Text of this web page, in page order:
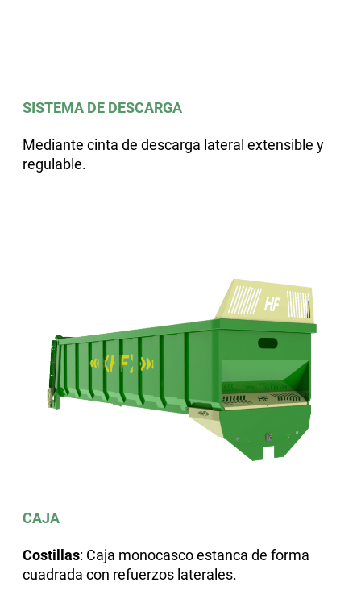
SISTEMA DE DESCARGA
Mediante cinta de descarga lateral extensible y
regulable.
CAJA
Costillas: Caja monocasco estanca de forma
cuadrada con refuerzos laterales.